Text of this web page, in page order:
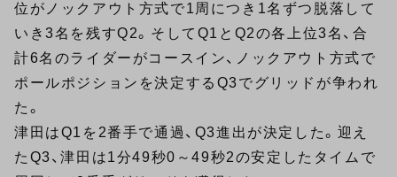
位がノックアウト方式で1周につき1名ずつ脱落して
いき3名を残すQ2。そしてQ1とQ2の各上位3名、合
計6名のライダーがコースイン、ノックアウト方式で
ポールポジションを決定するQ3でグリッドが争われ
た。
津田はQ1を2番手で通過、Q3進出が決定した。迎え
たQ3、津田は1分49秒0～49秒2の安定したタイムで